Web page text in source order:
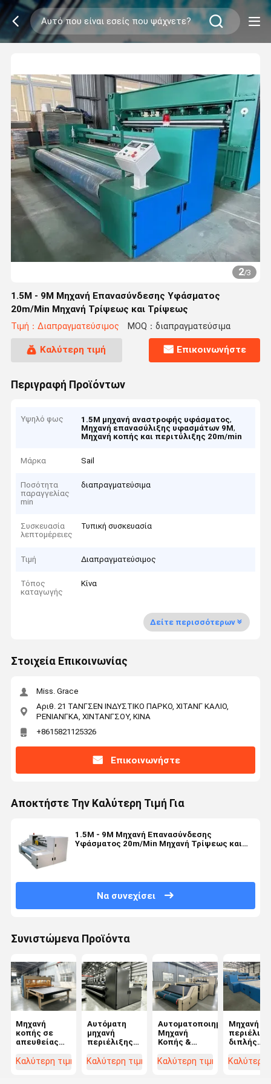
2/3
1.5M - 9M Μηχανή Επανασύνδεσης Υφάσματος
20m/Min Μηχανή Τρίψεως και Τρίψεως
Τιμή：Διαπραγματεύσιμος MOQ：διαπραγματεύσιμα
Καλύτερη τιμή Επικοινωνήστε
Περιγραφή Προϊόντων
Υψηλό φως 1.5M μηχανή αναστροφής υφάσματος,
Μηχανή επανασύλιξης υφασμάτων 9M,
Μηχανή κοπής και περιτύλιξης 20m/min
Μάρκα Sail
Ποσότητα
παραγγελίας
min
διαπραγματεύσιμα
Συσκευασία
λεπτομέρειες
Τυπική συσκευασία
Τιμή Διαπραγματεύσιμος
Τόπος
καταγωγής
Κίνα
Δείτε περισσότερων
Στοιχεία Επικοινωνίας
Miss. Grace
Αριθ. 21 ΤΑΝΓΣΕΝ ΙΝΔΥΣΤΙΚΟ ΠΑΡΚΟ, ΧΙΤΑΝΓ ΚΑΛΙΟ,
ΡΕΝΙΑΝΓΚΑ, ΧΙΝΤΑΝΓΣΟΥ, ΚΙΝΑ
+8615821125326
Επικοινωνήστε
Αποκτήστε Την Καλύτερη Τιμή Για
1.5M - 9M Μηχανή Επανασύνδεσης
Υφάσματος 20m/Min Μηχανή Τρίψεως και
Να συνεχίσει
Συνιστώμενα Προϊόντα
Μηχανή
κοπής σε
απευθείας
υψηλή
Καλύτερη τιμή
Αυτόματη
μηχανή
περιέλιξης
ρόλερ ριγέ
Καλύτερη τιμή
Αυτοματοποιημένη
Μηχανή
Κοπής &
Καλύτερη τιμή
Μηχανή
διπλής
και
Καλύτερη